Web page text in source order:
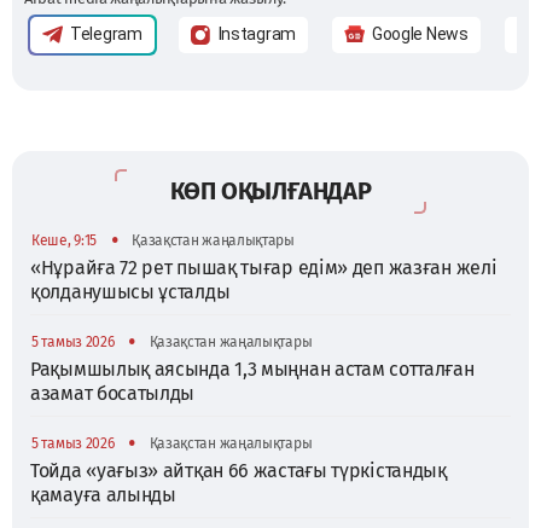
Telegram Instagram Google News
КӨП ОҚЫЛҒАНДАР
Кеше, 9:15 • Қазақстан жаңалықтары
«Нұрайға 72 рет пышақ тығар едім» деп жазған желі
қолданушысы ұсталды
5 тамыз 2026 • Қазақстан жаңалықтары
Рақымшылық аясында 1,3 мыңнан астам сотталған
азамат босатылды
5 тамыз 2026 • Қазақстан жаңалықтары
Тойда «уағыз» айтқан 66 жастағы түркістандық
қамауға алынды